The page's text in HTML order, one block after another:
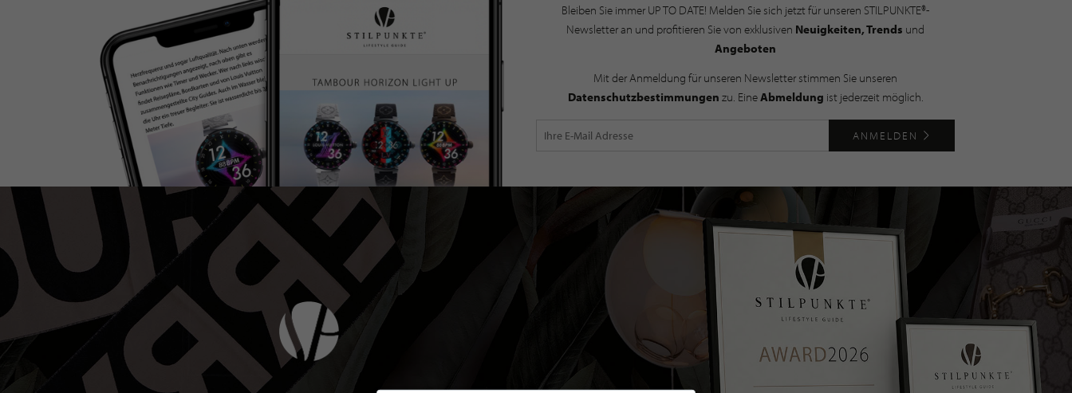
Bleiben Sie immer UP TO DATE! Melden Sie sich jetzt für unseren STILPUNKTE®-
Newsletter an und profitieren Sie von exklusiven Neuigkeiten, Trends und
Angeboten
Mit der Anmeldung für unseren Newsletter stimmen Sie unseren
Datenschutzbestimmungen zu. EineAbmeldung ist jederzeit möglich.
ANMELDEN